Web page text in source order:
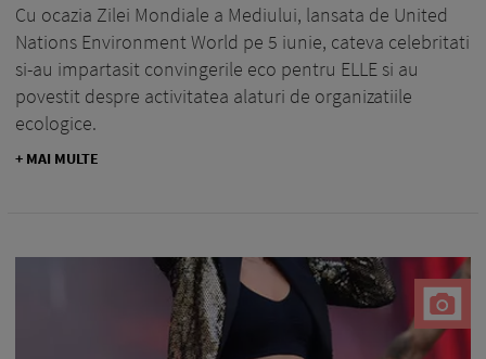
Cu ocazia Zilei Mondiale a Mediului, lansata de United
Nations Environment World pe 5 iunie, cateva celebritati
si-au impartasit convingerile eco pentru ELLE si au
povestit despre activitatea alaturi de organizatiile
ecologice.
+ MAI MULTE